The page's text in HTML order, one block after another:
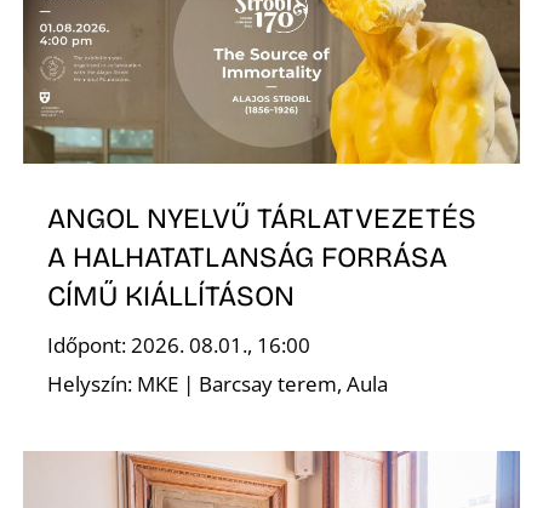
ANGOL NYELVŰ TÁRLATVEZETÉS
A HALHATATLANSÁG FORRÁSA
CÍMŰ KIÁLLÍTÁSON
Időpont: 2026. 08.01., 16:00
Helyszín: MKE | Barcsay terem, Aula